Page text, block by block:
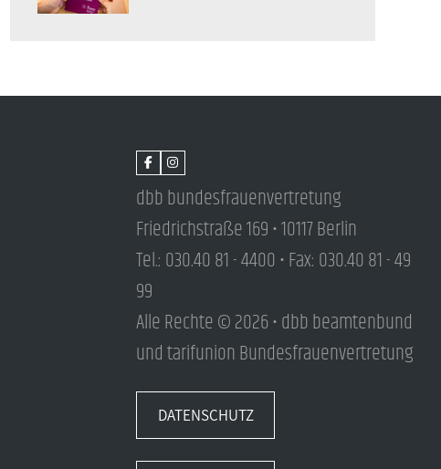
dbb bundesfrauenvertretung
Friedrichstraße 169 • 10117 Berlin
Tel.: 030.40 81 - 4400 • Fax: 030.40 81 - 49
99
Alle Rechte © 2026 • dbb beamtenbund
und tarifunion Bundesfrauenvertretung
DATENSCHUTZ